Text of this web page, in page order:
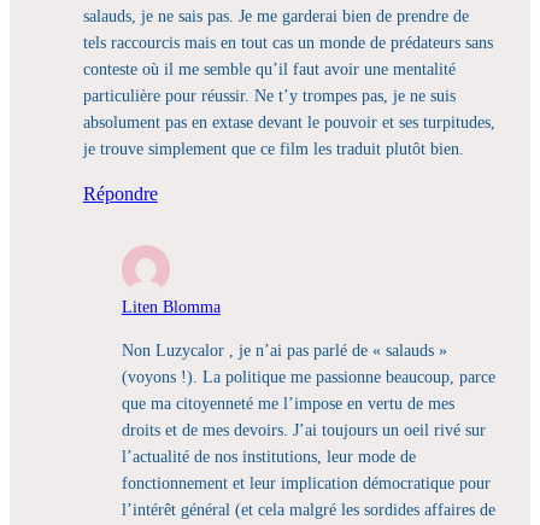
salauds, je ne sais pas. Je me garderai bien de prendre de
tels raccourcis mais en tout cas un monde de prédateurs sans
conteste où il me semble qu’il faut avoir une mentalité
particulière pour réussir. Ne t’y trompes pas, je ne suis
absolument pas en extase devant le pouvoir et ses turpitudes,
je trouve simplement que ce film les traduit plutôt bien.
Répondre
Liten Blomma
Non Luzycalor , je n’ai pas parlé de « salauds »
(voyons !). La politique me passionne beaucoup, parce
que ma citoyenneté me l’impose en vertu de mes
droits et de mes devoirs. J’ai toujours un oeil rivé sur
l’actualité de nos institutions, leur mode de
fonctionnement et leur implication démocratique pour
l’intérêt général (et cela malgré les sordides affaires de